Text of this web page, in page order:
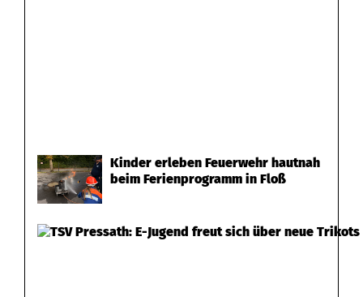
Kinder erleben Feuerwehr hautnah
beim Ferienprogramm in Floß